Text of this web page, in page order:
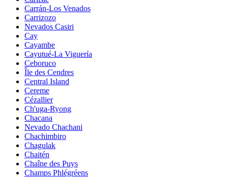
Carrán-Los Venados
Carrizozo
Nevados Casiri
Cay
Cayambe
Cayutué-La Viguería
Ceboruco
Île des Cendres
Central Island
Cereme
Cézallier
Ch'uga-Ryong
Chacana
Nevado Chachani
Chachimbiro
Chagulak
Chaitén
Chaîne des Puys
Champs Phlégréens